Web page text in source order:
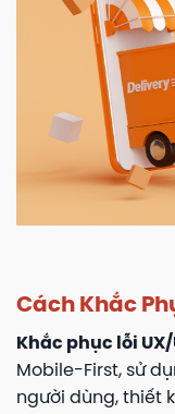
Cách Khắc
Khắc phục lỗi
Mobile-First, sử
người dùng, thiết